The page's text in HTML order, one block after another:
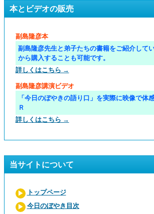
本とビデオの販売
副島隆彦本
副島隆彦先生と弟子たちの書籍をご紹介して
から購入することも可能です。
詳しくはこちら →
副島隆彦講演ビデオ
「今日のぼやきの語り口」を実際に映像で体
Ｒ
詳しくはこちら →
当サイトについて
トップページ
今日のぼやき目次